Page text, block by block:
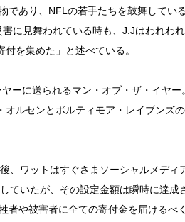
であり、NFLの若手たちを鼓舞してい
に見舞われている時も、J.Jはわれわ
を集めた」と述べている。
ーに送られるマン・オブ・ザ・イヤー
ルセンとボルティモア・レイブンズ
、ワットはすぐさまソーシャルメディ
ていたが、その設定金額は瞬時に達成
者や被害者に全ての寄付金を届けるべ